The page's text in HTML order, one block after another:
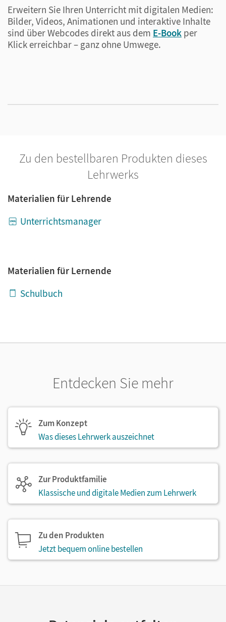
Erweitern Sie Ihren Unterricht mit digitalen Medien:
Bilder, Videos, Animationen und interaktive Inhalte
sind über Webcodes direkt aus dem E-Book per
Klick erreichbar – ganz ohne Umwege.
Zu den bestellbaren Produkten dieses
Lehrwerks
Materialien für Lehrende
Unterrichtsmanager
Materialien für Lernende
Schulbuch
Entdecken Sie mehr
Zum Konzept
Was dieses Lehrwerk auszeichnet
Zur Produktfamilie
Klassische und digitale Medien zum Lehrwerk
Zu den Produkten
Jetzt bequem online bestellen